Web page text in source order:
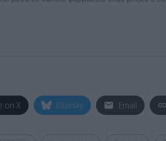
on X Bluesky Email